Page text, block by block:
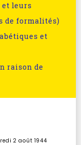
et leurs
de formalités)
et
raison de
2 août 1944